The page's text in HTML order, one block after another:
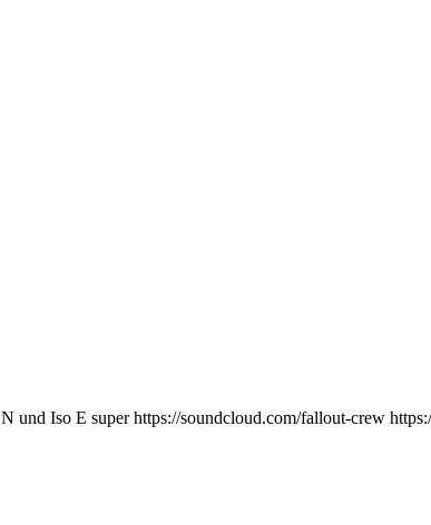
und Iso E super https://soundcloud.com/fallout-crew